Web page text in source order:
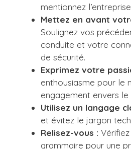
mentionnez
Mettez en avant
Soulignez vos
conduite et votre
de sécurité.
Exprimez votre
enthousiasme pour le
engagement envers le
Utilisez un langage
et évitez le jargon
Relisez-vous :
grammaire pour une